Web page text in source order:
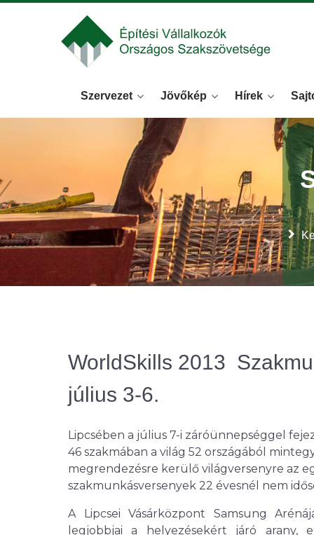
Szervezet Jövőkép Hírek
WorldSkills 2013 
július 3-6.
Lipcsében a július 7-i záróünnepséggel
46 szakmában a világ 52 országából
megrendezésre kerülő világversenyre az
szakmunkásversenyek 22 évesnél nem
A Lipcsei Vásárközpont Samsung
legjobbjai a helyezésekért járó